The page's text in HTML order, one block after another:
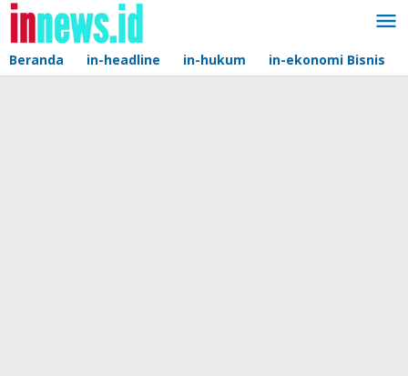
Lewati
konten
Beranda in-headline in-hukum in-ekonomi Bisnis